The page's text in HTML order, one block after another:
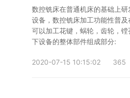
惯性摩擦焊机
行业新闻
案例展示
数控铣床在普通机床的基础上
设备，数控铣床加工功能性普及
可以加工花键，蜗轮，齿轮，
下设备的整体部件组成部分:
2020-07-15 10:15:02 365